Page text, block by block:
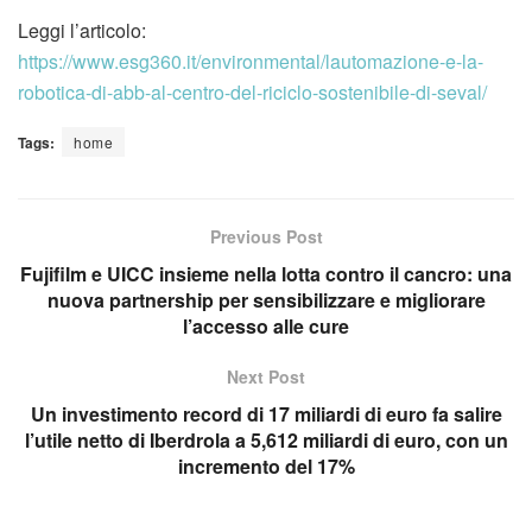
Leggi l’articolo:
https://www.esg360.it/environmental/lautomazione-e-la-
robotica-di-abb-al-centro-del-riciclo-sostenibile-di-seval/
Tags: home
Previous Post
Fujifilm e UICC insieme nella lotta contro il cancro: una
nuova partnership per sensibilizzare e migliorare
l’accesso alle cure
Next Post
Un investimento record di 17 miliardi di euro fa salire
l’utile netto di Iberdrola a 5,612 miliardi di euro, con un
incremento del 17%